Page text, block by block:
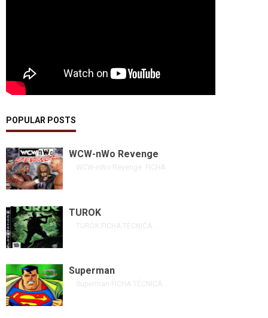
POPULAR POSTS
WCW-nWo Revenge
WCW-nWo Revenge FICHA ...
TUROK
TUROK FICHA TÉCNICA ...
Superman
Superman FICHA TÉCNICA ...